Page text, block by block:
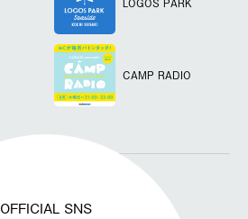
LOGOS PARK
CAMP RADIO
OFFICIAL SNS